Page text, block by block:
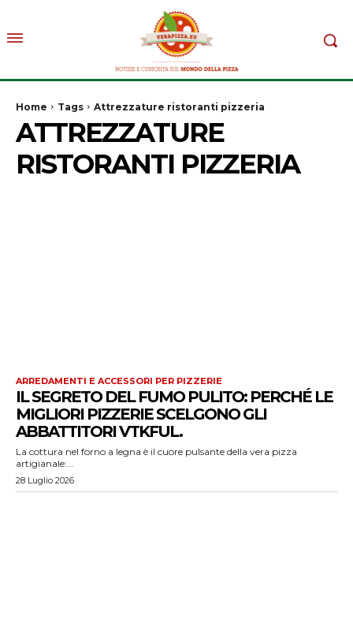
Home Tags Attrezzature ristoranti pizzeria
ATTREZZATURE
RISTORANTI PIZZERIA
ARREDAMENTI E ACCESSORI PER PIZZERIE
IL SEGRETO DEL FUMO PULITO: PERCHÉ LE
MIGLIORI PIZZERIE SCELGONO GLI
ABBATTITORI VTKFUL.
La cottura nel forno a legna è il cuore pulsante della vera pizza
artigianale:...
28 Luglio 2026